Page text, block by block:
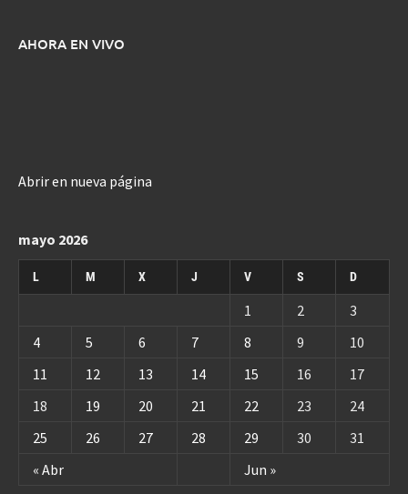
AHORA EN VIVO
Abrir en nueva página
mayo 2026
L M X J V S D
« Abr Jun »
1 2
3
4
5 6 7 8 9
10
11
12 13 14 15 16
17
18
19 20 21 22 23
24
25
26 27 28 29 30 31